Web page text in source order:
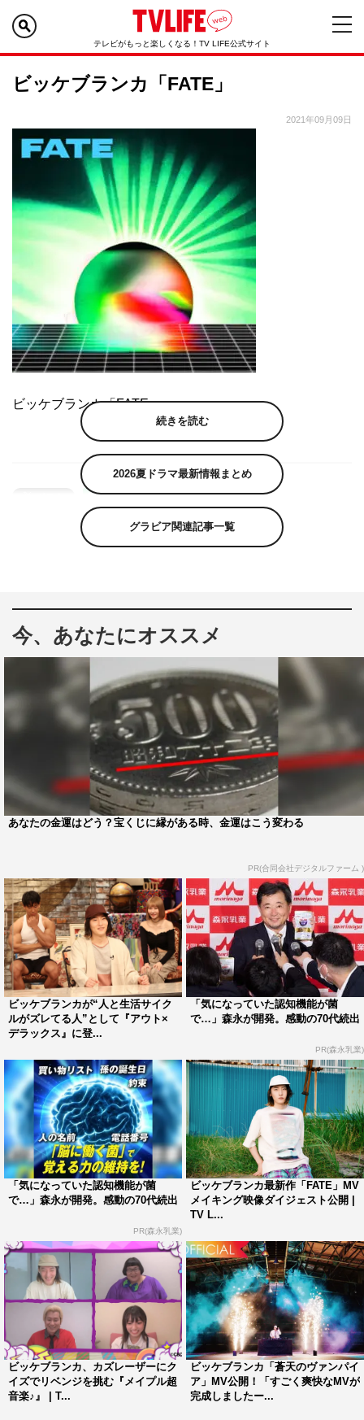
テレビがもっと楽しくなる！TV LIFE公式サイト
ビッケブランカ「FATE」
2021年09月09日
ビッケブランカ「FATE」
続きを読む
2026夏ドラマ最新情報まとめ
グラビア関連記事一覧
今、あなたにオススメ
あなたの金運はどう？宝くじに縁がある時、金運はこう変わる
PR(合同会社デジタルファーム )
ビッケブランカが“人と生活サイク
ルがズレてる人”として『アウト×
デラックス』に登...
「気になっていた認知機能が菌
で…」森永が開発。感動の70代続出
PR(森永乳業)
「気になっていた認知機能が菌
で…」森永が開発。感動の70代続出
PR(森永乳業)
ビッケブランカ最新作「FATE」MV
メイキング映像ダイジェスト公開 |
TV L...
ビッケブランカ、カズレーザーにク
イズでリベンジを挑む『メイプル超
音楽♪』 | T...
ビッケブランカ「蒼天のヴァンパイ
ア」MV公開！「すごく爽快なMVが
完成しましたー...